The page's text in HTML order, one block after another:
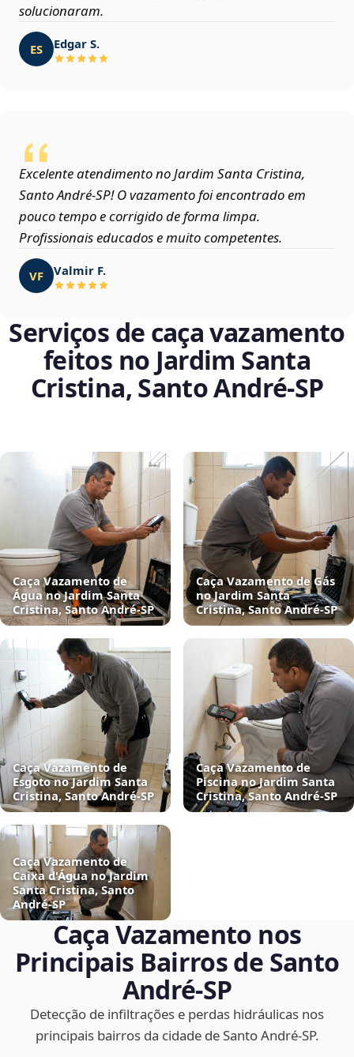
solucionaram.
ES Edgar S.
Excelente atendimento no Jardim Santa Cristina,
Santo André‑SP! O vazamento foi encontrado em
pouco tempo e corrigido de forma limpa.
Profissionais educados e muito competentes.
VF Valmir F.
Serviços de caça vazamento
feitos no Jardim Santa
Cristina, Santo André‑SP
Caça Vazamento de
Água no Jardim Santa
Cristina, Santo André‑SP
Caça Vazamento de Gás
no Jardim Santa
Cristina, Santo André‑SP
Caça Vazamento de
Esgoto no Jardim Santa
Cristina, Santo André‑SP
Caça Vazamento de
Piscina no Jardim Santa
Cristina, Santo André‑SP
Caça Vazamento de
Caixa d'Água no Jardim
Santa Cristina, Santo
André‑SP
Caça Vazamento nos
Principais Bairros de Santo
André‑SP
Detecção de infiltrações e perdas hidráulicas nos
principais bairros da cidade de Santo André‑SP.